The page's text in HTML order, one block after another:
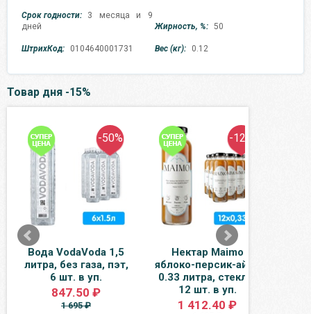
Срок годности:
3 месяца и 9
дней
Жирность, %: 50
ШтрихКод: 0104640001731 Вес (кг): 0.12
Товар дня -15%
-50%
Вода VodaVoda 1,5
литра, без газа, пэт,
6 шт. в уп.
847.50 ₽
1 695 ₽
-12%
Нектар Maimo
яблоко-персик-айва
0.33 литра, стекло,
12 шт. в уп.
1 412.40 ₽